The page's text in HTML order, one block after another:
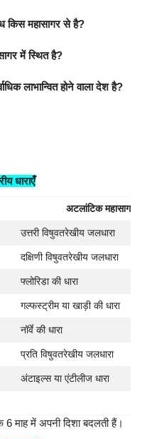
किस महासागर से है?
में स्थित है?
लाभान्वित होने वाला देश है?
धाराएँ
अटलांटिक महासागर
उत्तरी विषुवतरेखीय जलधारा
दक्षिणी विषुवतरेखीय जलधारा
फ्लोरिडा की धारा
गल्फस्ट्रीम या खाड़ी की धारा
नॉर्वे की धारा
प्रति विषुवतरेखीय जलधारा
अंटाइल्स या एंटीलीज धारा
6 माह में अपनी दिशा बदलती हैं।